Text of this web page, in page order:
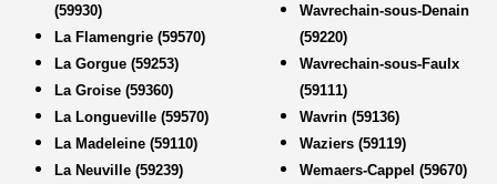
(59930)
La Flamengrie (59570)
La Gorgue (59253)
La Groise (59360)
La Longueville (59570)
La Madeleine (59110)
La Neuville (59239)
Wavrechain-sous-Denain
(59220)
Wavrechain-sous-Faulx
(59111)
Wavrin (59136)
Waziers (59119)
Wemaers-Cappel (59670)